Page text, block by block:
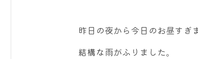
昨日の夜から今日のお昼すぎ
結構な雨がふりました。